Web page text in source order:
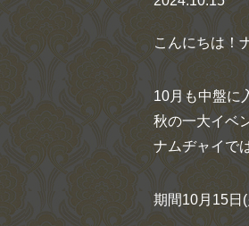
こんにちは！
10月も中盤に
秋の一大イベ
ナムヂャイで
期間10月15日